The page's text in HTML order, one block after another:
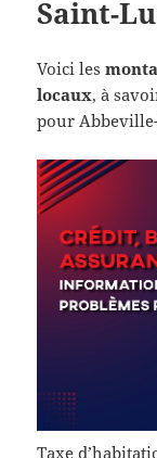
Saint-
Voici les
locaux, à
pour
Taxe